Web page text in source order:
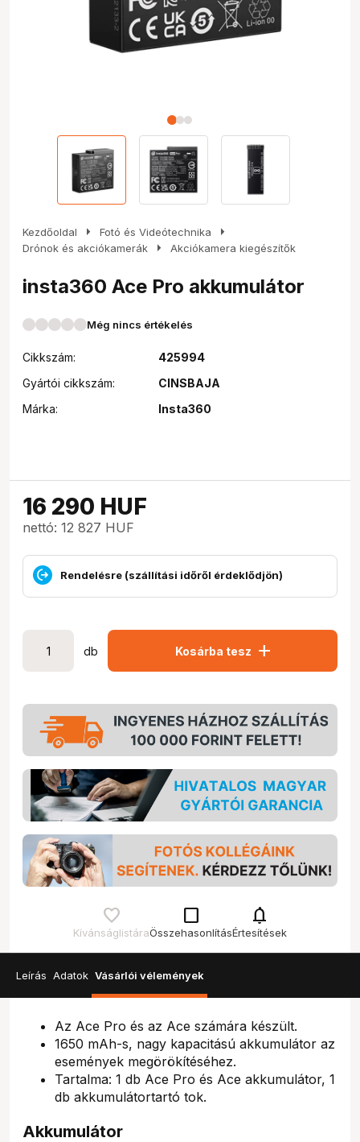
Kezdőoldal arrow_right Fotó és Videótechnika arrow_right
Drónok és akciókamerák arrow_right Akciókamera kiegészítők
insta360 Ace Pro akkumulátor
Még nincs értékelés
Cikkszám:
425994
Gyártói cikkszám:
CINSBAJA
Márka:
Insta360
16 290 HUF
nettó: 12 827 HUF
Rendelésre (szállítási időről érdeklődjön)
db Kosárba tesz add
Kívánságlistára
check_box_outline_blank
Összehasonlítás
notifications
Értesítések
Leírás Adatok Vásárlói vélemények
Az Ace Pro és az Ace számára készült.
1650 mAh-s, nagy kapacitású akkumulátor az
események megörökítéséhez.
Tartalma: 1 db Ace Pro és Ace akkumulátor, 1
db akkumulátortartó tok.
Akkumulátor